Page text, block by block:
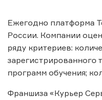
Ежегодно платформа
России. Компании
ряду критериев:
зарегистрированного
программ обучения;
Франшиза «Курьер